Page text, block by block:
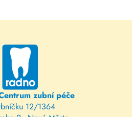
zubní péče
12/1364